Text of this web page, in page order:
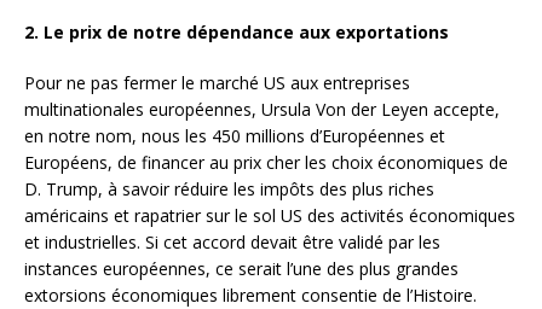
2. Le prix de notre dépendance aux exportations
Pour ne pas fermer le marché US aux entreprises
multinationales européennes, Ursula Von der Leyen accepte,
en notre nom, nous les 450 millions d’Européennes et
Européens, de financer au prix cher les choix économiques de
D. Trump, à savoir réduire les impôts des plus riches
américains et rapatrier sur le sol US des activités économiques
et industrielles. Si cet accord devait être validé par les
instances européennes, ce serait l’une des plus grandes
extorsions économiques librement consentie de l’Histoire.